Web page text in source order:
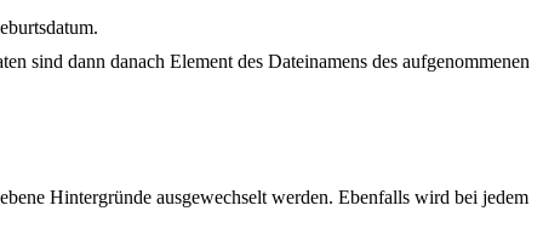
sind dann danach Element des Dateinamens des aufgenommenen
Hintergründe ausgewechselt werden. Ebenfalls wird bei jedem